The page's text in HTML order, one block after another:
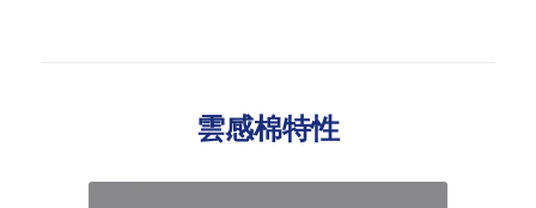
雲感棉特性